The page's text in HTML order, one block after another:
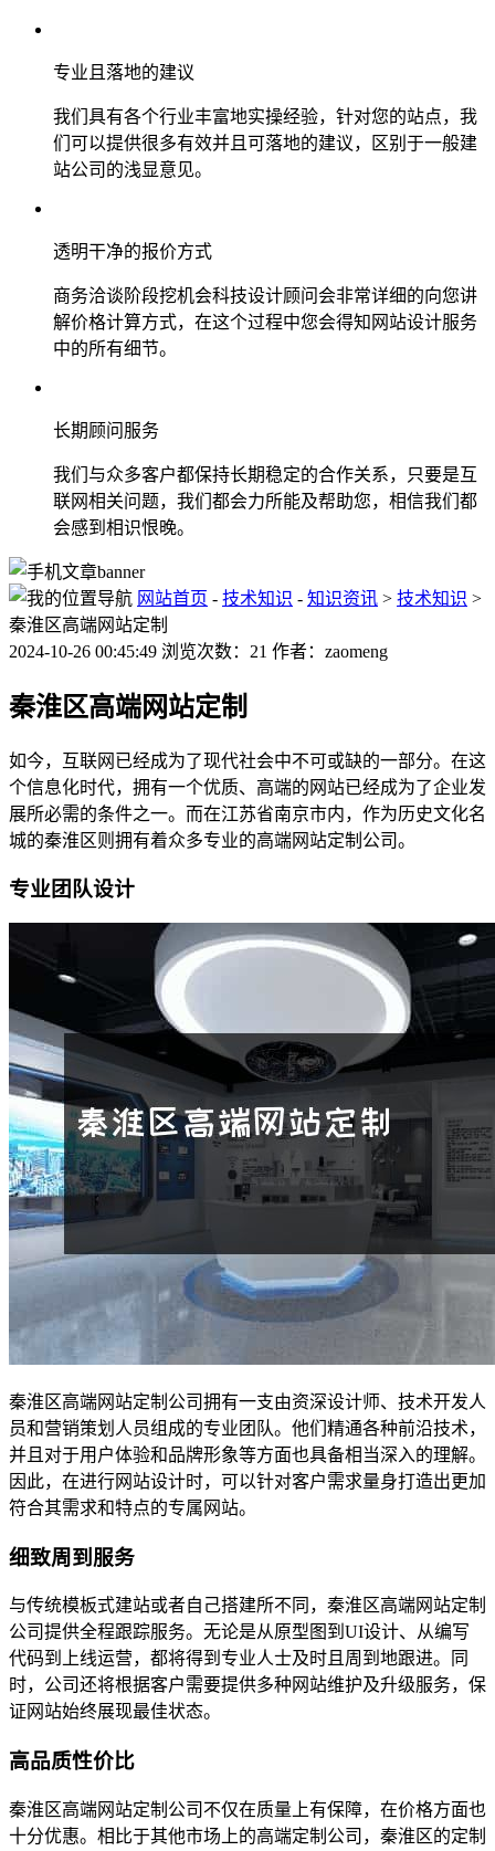
专业且落地的建议
我们具有各个行业丰富地实操经验，针对您的站点，我
们可以提供很多有效并且可落地的建议，区别于一般建
站公司的浅显意见。
透明干净的报价方式
商务洽谈阶段挖机会科技设计顾问会非常详细的向您讲
解价格计算方式，在这个过程中您会得知网站设计服务
中的所有细节。
长期顾问服务
我们与众多客户都保持长期稳定的合作关系，只要是互
联网相关问题，我们都会力所能及帮助您，相信我们都
会感到相识恨晚。
网站首页 - 技术知识 - 知识资讯 > 技术知识 >
秦淮区高端网站定制
2024-10-26 00:45:49 浏览次数：21 作者：zaomeng
秦淮区高端网站定制
如今，互联网已经成为了现代社会中不可或缺的一部分。在这
个信息化时代，拥有一个优质、高端的网站已经成为了企业发
展所必需的条件之一。而在江苏省南京市内，作为历史文化名
城的秦淮区则拥有着众多专业的高端网站定制公司。
专业团队设计
秦淮区高端网站定制公司拥有一支由资深设计师、技术开发人
员和营销策划人员组成的专业团队。他们精通各种前沿技术，
并且对于用户体验和品牌形象等方面也具备相当深入的理解。
因此，在进行网站设计时，可以针对客户需求量身打造出更加
符合其需求和特点的专属网站。
细致周到服务
与传统模板式建站或者自己搭建所不同，秦淮区高端网站定制
公司提供全程跟踪服务。无论是从原型图到UI设计、从编写
代码到上线运营，都将得到专业人士及时且周到地跟进。同
时，公司还将根据客户需要提供多种网站维护及升级服务，保
证网站始终展现最佳状态。
高品质性价比
秦淮区高端网站定制公司不仅在质量上有保障，在价格方面也
十分优惠。相比于其他市场上的高端定制公司，秦淮区的定制